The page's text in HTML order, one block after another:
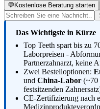
💬Kostenlose Beratung starten
Das Wichtigste in Kürze
Top Teeth spart bis zu
Laborpreisen -
Partnerzahnarzt, keine
Zwei Bestelloptionen:
und China-Labor (~70
festsitzenden
CE-Zertifizierung nach